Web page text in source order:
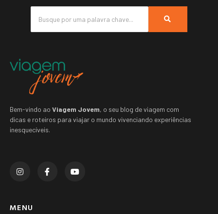
Bem-vindo ao Viagem Jovem, o seu blog de viagem com
dicas e roteiros para viajar o mundo vivenciando experiências
inesquecíveis.
MENU